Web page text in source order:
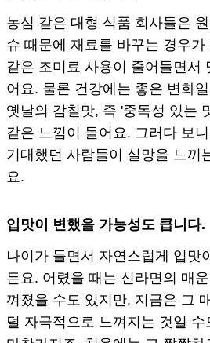
농심 같은 대형 식품 회사들은
슈 때문에 재료를 바꾸는 경우
같은 조미료 사용이 줄어들면서
어요. 물론 건강에는 좋은 변화
옛날의 감칠맛, 즉 '중독성 있는
같은 느낌이 들어요. 그러다 보
기대했던 사람들이 실망을 느끼
요.
입맛이 변했을 가능성도 큽니다.
나이가 들면서 자연스럽게 입맛
든요. 어렸을 때는 신라면의 매
껴졌을 수도 있지만, 지금은 그
덜 자극적으로 느껴지는 것일